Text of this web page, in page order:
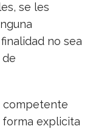
se les
no sea
competente
forma explicita